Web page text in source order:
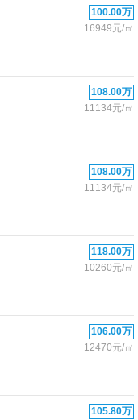
100.00万
16949元/㎡
108.00万
11134元/㎡
108.00万
11134元/㎡
118.00万
10260元/㎡
106.00万
12470元/㎡
105.80万